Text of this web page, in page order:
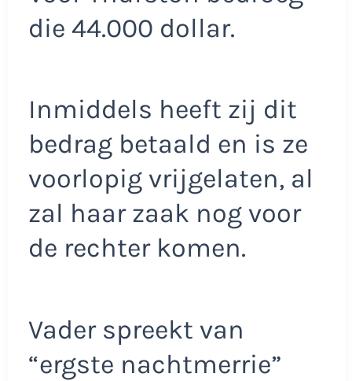
die 44.000 dollar.
Inmiddels heeft zij dit
bedrag betaald en is ze
voorlopig vrijgelaten, al
zal haar zaak nog voor
de rechter komen.
Vader spreekt van
“ergste nachtmerrie”